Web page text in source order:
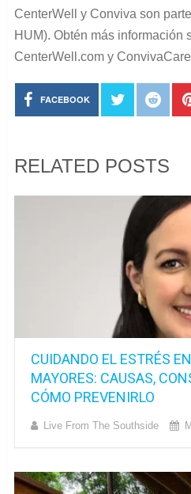
CenterWell y Conviva son
HUM). Obtén más información
CenterWell.com y
FACEBOOK
RELATED POSTS
CUIDANDO EL ESTRÉS
MAYORES: CAUSAS,
CÓMO PREVENIRLO
Live From The Southside